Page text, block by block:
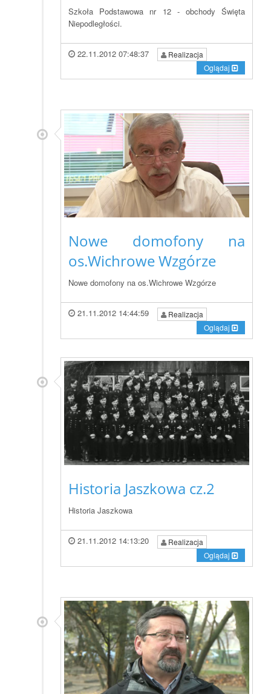
Szkoła Podstawowa nr 12 - obchody Święta
Niepodległości.
22.11.2012 07:48:37
Realizacja
Oglądaj
Nowe domofony na
os.Wichrowe Wzgórze
Nowe domofony na os.Wichrowe Wzgórze
21.11.2012 14:44:59
Realizacja
Oglądaj
Historia Jaszkowa cz.2
Historia Jaszkowa
21.11.2012 14:13:20
Realizacja
Oglądaj